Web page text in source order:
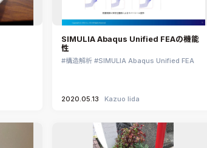
SIMULIA Abaqus Unified FEAの機能
性
構造解析 SIMULIA Abaqus Unified FEA
2020.05.13 Kazuo Iida